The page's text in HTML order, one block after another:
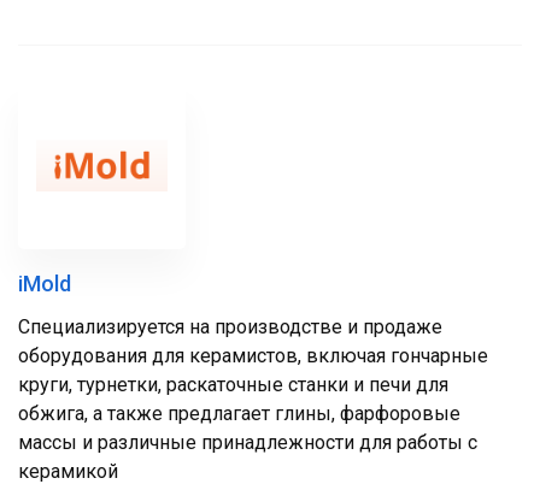
iMold
Специализируется на производстве и продаже
оборудования для керамистов, включая гончарные
круги, турнетки, раскаточные станки и печи для
обжига, а также предлагает глины, фарфоровые
массы и различные принадлежности для работы с
керамикой